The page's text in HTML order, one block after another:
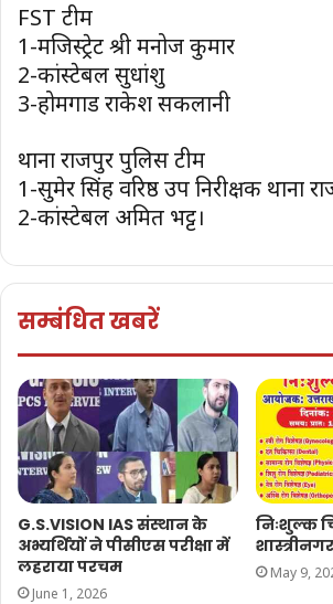
FST टीम
1-मजिस्ट्रेट श्री मनोज कुमार
2-कांस्टेबल सुधांशु
3-होमगार्ड राकेश सकलानी
थाना राजपुर पुलिस टीम
1-सुमेर सिंह वरिष्ठ उप निरीक्षक थाना
2-कांस्टेबल अमित भट्ट।
सम्बंधित खबरें
G.S.VISION IAS संस्थान के
अभ्यर्थियों ने पीसीएस परीक्षा में
लहराया परचम
June 1, 2026
निःशुल्क
May 9,